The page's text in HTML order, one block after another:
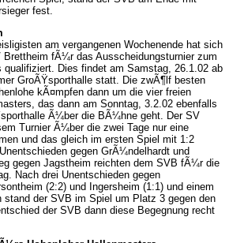
fest.
am vergangenen Wochenende hat sich
fÃ¼r das Ausscheidungsturnier zum
qualifiziert. Dies findet am Samstag, 26.1.02 ab
GroÃŸsporthalle statt. Die zwÃ¶lf besten
kÃ¤mpfen dann um die vier freien
das dann am Sonntag, 3.2.02 ebenfalls
Ã¼ber die BÃ¼hne geht. Der SV
Turnier Ã¼ber die zwei Tage nur eine
und das gleich im ersten Spiel mit 1:2
gegen GrÃ¼ndelhardt und
gegen Jagstheim reichten dem SVB fÃ¼r die
Nach drei Unentschieden gegen
(2:2) und Ingersheim (1:1) und einem
stand der SVB im Spiel um Platz 3 gegen den
der SVB dann diese Begegnung recht